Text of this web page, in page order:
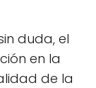
duda, el
en la
de la